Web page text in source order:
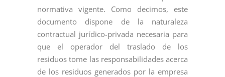
normativa vigente. Como decimos, este
documento dispone de la naturaleza
contractual jurídico-privada necesaria para
que el operador del traslado de los
residuos tome las responsabilidades acerca
de los residuos generados por la empresa